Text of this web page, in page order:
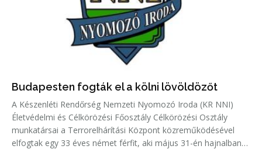
Budapesten fogták el a kölni lövöldözőt
A Készenléti Rendőrség Nemzeti Nyomozó Iroda (KR NNI)
Életvédelmi és Célkörözési Főosztály Célkörözési Osztály
munkatársai a Terrorelhárítási Központ közreműködésével
elfogtak egy 33 éves német férfit, aki május 31-én hajnalban